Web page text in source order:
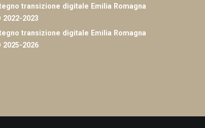
transizione digitale Emilia Romagna
2022-2023
transizione digitale Emilia Romagna
2025-2026